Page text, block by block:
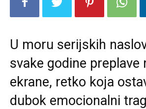
U moru serijskih
svake godine preplave
ekrane, retko koja
dubok emocionalni